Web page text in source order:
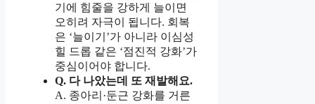
기에 힘줄을 강하게 늘이면
오히려 자극이 됩니다. 회복
은 ‘늘이기’가 아니라 이심성
힐 드롭 같은 ‘점진적 강화’가
중심이어야 합니다.
Q. 다 나았는데 또 재발해요.
A. 종아리·둔근 강화를 거른